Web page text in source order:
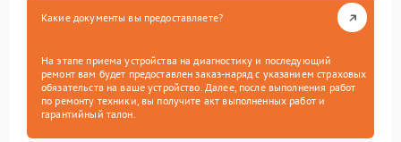
Какие документы вы предоставляете?
На этапе приема устройства на диагностику и последующий
ремонт вам будет предоставлен заказ-наряд с указанием страховых
обязательств на ваше устройство. Далее, после выполнения работ
по ремонту техники, вы получите акт выполненных работ и
гарантийный талон.